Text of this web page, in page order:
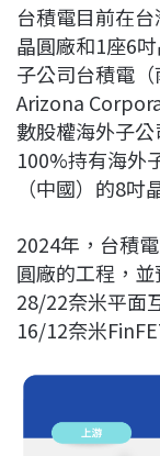
台積電目前在
晶圓廠和1座6
子公司台積電
Arizona
數股權海外子
100%持有海外
（中國）的8吋
2024年，台積
圓廠的工程，
28/22奈米平面
16/12奈米